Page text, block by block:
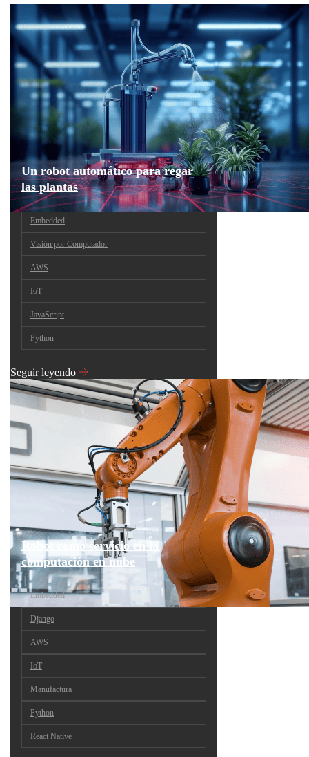
Un robot automático para regar
las plantas
Embedded
Visión por Computador
AWS
IoT
JavaScript
Python
Seguir leyendo
Robot como servicio en la
computación en nube
Embedded
Django
AWS
IoT
Manufactura
Python
React Native